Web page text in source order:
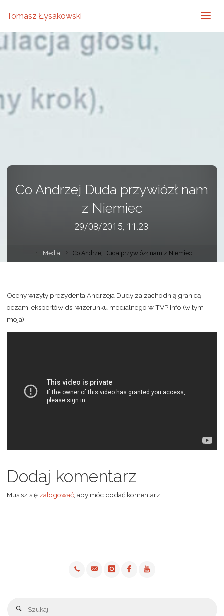
Tomasz Łysakowski
Co Andrzej Duda przywiózł nam
z Niemiec
29/08/2015, 11:23
Media Co Andrzej Duda przywiózł nam z Niemiec
Oceny wizyty prezydenta Andrzeja Dudy za zachodnią granicą
oczami ekspertów ds. wizerunku medialnego w TVP Info (w tym
moja):
Dodaj komentarz
Musisz się zalogować, aby móc dodać komentarz.
Szukaj